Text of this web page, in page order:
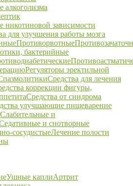
алкоголизма
никотиновой зависимости
для улучшения работы мозга
Противорвотные
бактерийные
Регуляторы эректильной
Средства для лечения
коррекции фигуры,
Средства от синдрома
улучшающие пищеварение
Слабительные и
и снотворные
сосудистыеЛечение полости
Ушные каплиАртрит